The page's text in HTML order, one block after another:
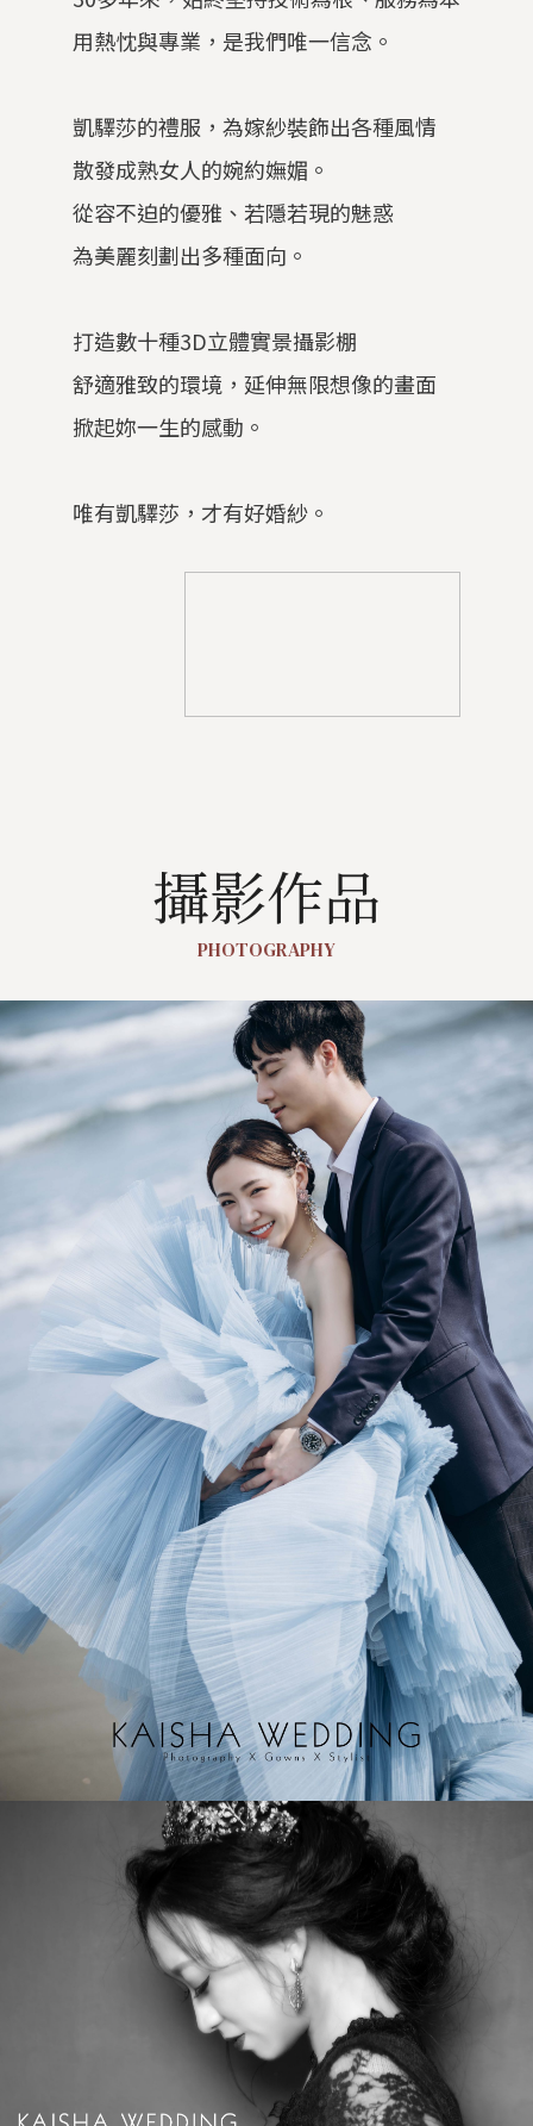
用熱忱與專業，是我們唯一信念。
凱驛莎的禮服，為嫁紗裝飾出各種風情
散發成熟女人的婉約嫵媚。
從容不迫的優雅、若隱若現的魅惑
為美麗刻劃出多種面向。
打造數十種3D立體實景攝影棚
舒適雅致的環境，延伸無限想像的畫面
掀起妳一生的感動。
唯有凱驛莎，才有好婚紗。
攝影作品
PHOTOGRAPHY